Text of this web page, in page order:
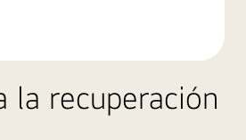
la recuperación